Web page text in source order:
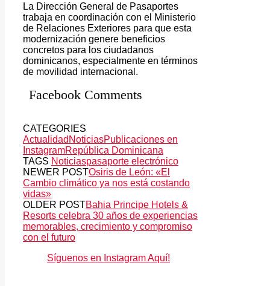
La Dirección General de Pasaportes
trabaja en coordinación con el Ministerio
de Relaciones Exteriores para que esta
modernización genere beneficios
concretos para los ciudadanos
dominicanos, especialmente en términos
de movilidad internacional.
Facebook Comments
CATEGORIES
Actualidad NoticiasPublicaciones en
InstagramRepública Dominicana
TAGS Noticiaspasaporte electrónico
NEWER POSTOsiris de León: «El
Cambio climático ya nos está costando
vidas»
OLDER POSTBahia Principe Hotels &
Resorts celebra 30 años de experiencias
memorables, crecimiento y compromiso
con el futuro
Síguenos en Instagram Aquí!